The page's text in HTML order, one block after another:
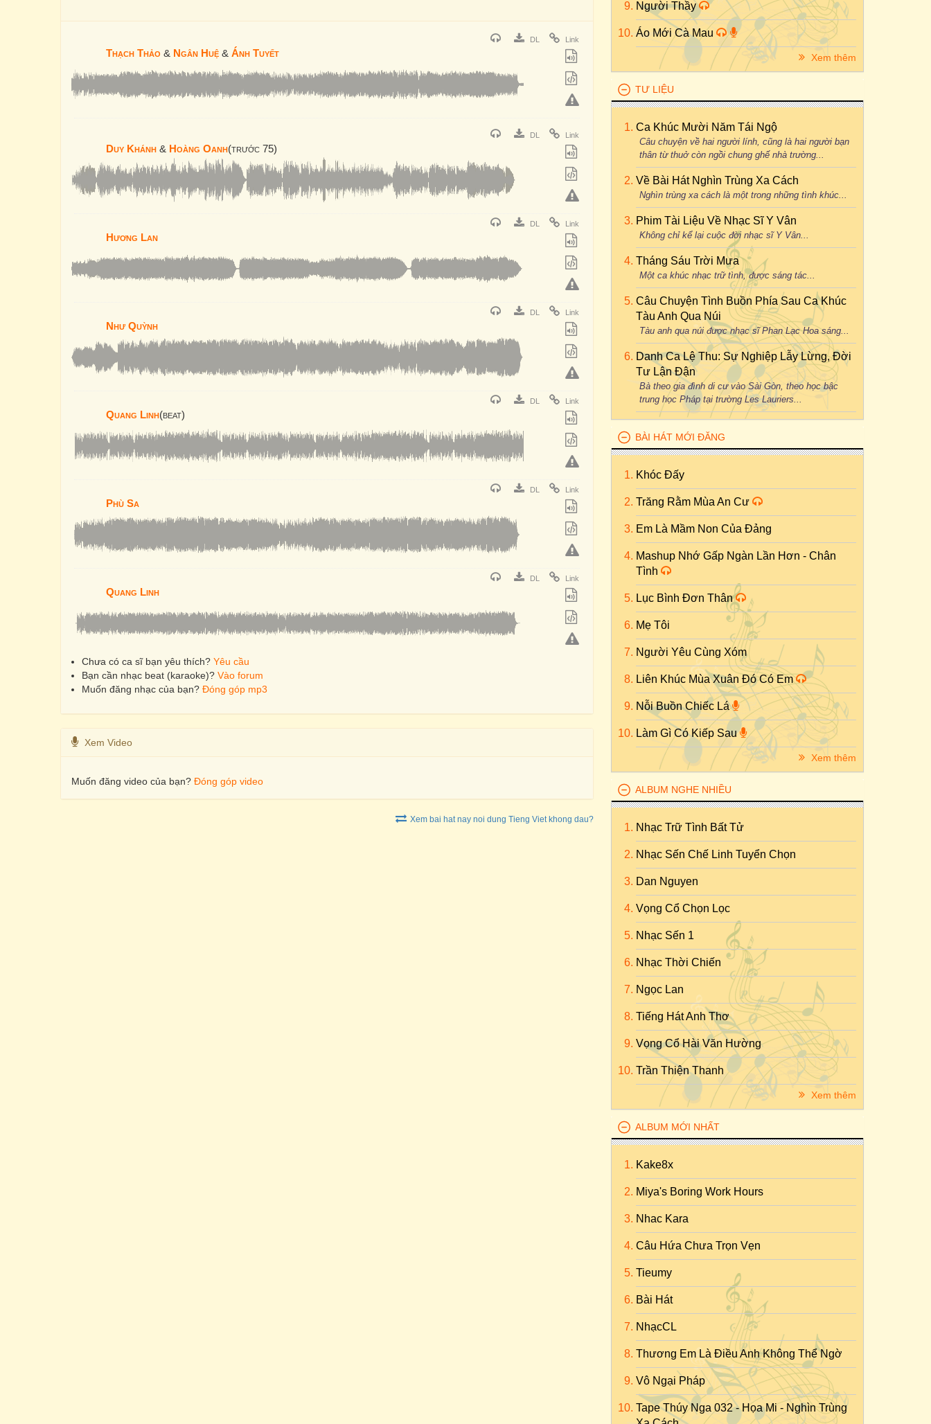
DL Link
Thạch Thảo & Ngân Huệ & Ánh Tuyết
DL Link
Duy Khánh & Hoàng Oanh(trước 75)
DL Link
Hương Lan
DL Link
Như Quỳnh
DL Link
Quang Linh(beat)
DL Link
Phù Sa
DL Link
Quang Linh
Chưa có ca sĩ bạn yêu thích? Yêu cầu
Bạn cần nhạc beat (karaoke)? Vào forum
Muốn đăng nhạc của bạn? Đóng góp mp3
Xem Video
Muốn đăng video của bạn? Đóng góp video
Xem bai hat nay noi dung Tieng Viet khong dau?
Người Thầy
Áo Mới Cà Mau
Xem thêm
TƯ LIỆU
Ca Khúc Mười Năm Tái Ngộ
Câu chuyện về hai người lính, cũng là hai người bạn
thân từ thuở còn ngồi chung ghế nhà trường...
Về Bài Hát Nghìn Trùng Xa Cách
Nghìn trùng xa cách là một trong những tình khúc...
Phim Tài Liệu Về Nhạc Sĩ Y Vân
Không chỉ kể lại cuộc đời nhạc sĩ Y Vân...
Tháng Sáu Trời Mưa
Một ca khúc nhạc trữ tình, được sáng tác...
Câu Chuyện Tình Buồn Phía Sau Ca Khúc
Tàu Anh Qua Núi
Tàu anh qua núi được nhạc sĩ Phan Lạc Hoa sáng...
Danh Ca Lệ Thu: Sự Nghiệp Lẫy Lừng, Đời
Tư Lận Đận
Bà theo gia đình di cư vào Sài Gòn, theo học bậc
trung học Pháp tại trường Les Lauriers...
BÀI HÁT MỚI ĐĂNG
Khóc Đấy
Trăng Rằm Mùa An Cư
Em Là Mầm Non Của Đảng
Mashup Nhớ Gấp Ngàn Lần Hơn - Chân
Tình
Lục Bình Đơn Thân
Mẹ Tôi
Người Yêu Cùng Xóm
Liên Khúc Mùa Xuân Đó Có Em
Nỗi Buồn Chiếc Lá
Làm Gì Có Kiếp Sau
Xem thêm
ALBUM NGHE NHIỀU
Nhạc Trữ Tình Bất Tử
Nhạc Sến Chế Linh Tuyển Chọn
Dan Nguyen
Vọng Cổ Chọn Lọc
Nhạc Sến 1
Nhạc Thời Chiến
Ngọc Lan
Tiếng Hát Anh Thơ
Vọng Cổ Hài Văn Hường
Trần Thiện Thanh
Xem thêm
ALBUM MỚI NHẤT
Kake8x
Miya's Boring Work Hours
Nhac Kara
Câu Hứa Chưa Trọn Vẹn
Tieumy
Bài Hát
NhạcCL
Thương Em Là Điều Anh Không Thể Ngờ
Vô Ngại Pháp
Tape Thúy Nga 032 - Họa Mi - Nghìn Trùng